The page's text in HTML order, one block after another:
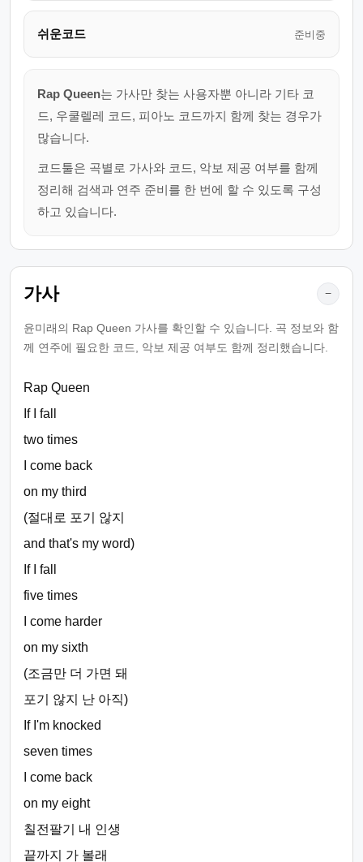
쉬운코드 준비중
Rap Queen는 가사만 찾는 사용자뿐 아니라 기타 코
드, 우쿨렐레 코드, 피아노 코드까지 함께 찾는 경우가
많습니다.
코드툴은 곡별로 가사와 코드, 악보 제공 여부를 함께
정리해 검색과 연주 준비를 한 번에 할 수 있도록 구성
하고 있습니다.
가사 −
윤미래의 Rap Queen 가사를 확인할 수 있습니다. 곡 정보와 함
께 연주에 필요한 코드, 악보 제공 여부도 함께 정리했습니다.
Rap Queen
If I fall
two times
I come back
on my third
(절대로 포기 않지
and that's my word)
If I fall
five times
I come harder
on my sixth
(조금만 더 가면 돼
포기 않지 난 아직)
If I'm knocked
seven times
I come back
on my eight
칠전팔기 내 인생
끝까지 가 볼래